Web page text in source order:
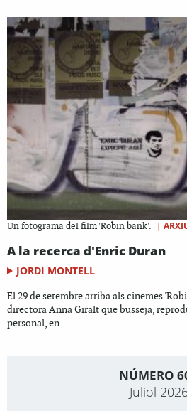
Un fotograma del film 'Robin bank'. |
A la recerca d'Enric Duran
JORDI MONTELL
El 29 de setembre arriba als cinemes
directora Anna Giralt que busseja,
personal, en...
NÚMERO
Juliol